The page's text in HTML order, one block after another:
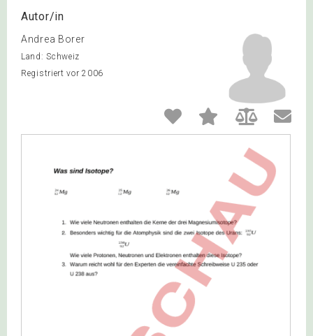
Autor/in
Andrea Borer
Land: Schweiz
Registriert vor 2006